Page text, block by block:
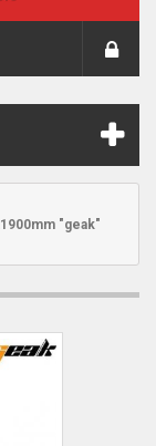
"geak"